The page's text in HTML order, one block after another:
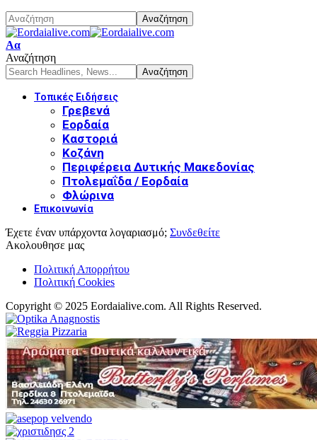
Font
Resizer
Αα
Αναζήτηση
Τοπικές Ειδήσεις
Γρεβενά
Εορδαία
Καστοριά
Κοζάνη
Περιφέρεια Δυτικής Μακεδονίας
Πτολεμαΐδα / Εορδαία
Φλώρινα
Επικοινωνία
Έχετε έναν υπάρχοντα λογαριασμό; Συνδεθείτε
Ακολουθησε μας
Πολιτική Απορρήτου
Πολιτική Cookies
Copyright © 2025 Eordaialive.com. All Rights Reserved.